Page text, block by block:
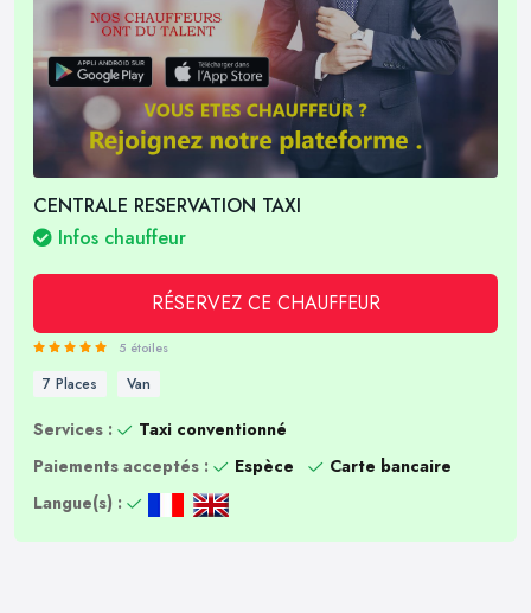
CENTRALE RESERVATION TAXI
Infos chauffeur
RÉSERVEZ CE CHAUFFEUR
5 étoiles
7 Places Van
Services :
Taxi conventionné
Paiements acceptés :
Espèce
Carte bancaire
Langue(s) :